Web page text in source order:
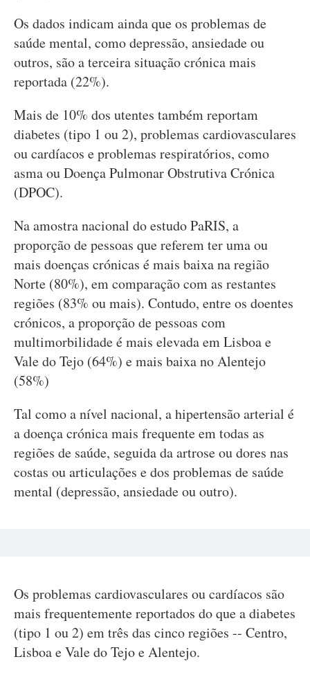
Os dados indicam ainda que os problemas de
saúde mental, como depressão, ansiedade ou
outros, são a terceira situação crónica mais
reportada (22%).
Mais de 10% dos utentes também reportam
diabetes (tipo 1 ou 2), problemas cardiovasculares
ou cardíacos e problemas respiratórios, como
asma ou Doença Pulmonar Obstrutiva Crónica
(DPOC).
Na amostra nacional do estudo PaRIS, a
proporção de pessoas que referem ter uma ou
mais doenças crónicas é mais baixa na região
Norte (80%), em comparação com as restantes
regiões (83% ou mais). Contudo, entre os doentes
crónicos, a proporção de pessoas com
multimorbilidade é mais elevada em Lisboa e
Vale do Tejo (64%) e mais baixa no Alentejo
(58%)
Tal como a nível nacional, a hipertensão arterial é
a doença crónica mais frequente em todas as
regiões de saúde, seguida da artrose ou dores nas
costas ou articulações e dos problemas de saúde
mental (depressão, ansiedade ou outro).
Os problemas cardiovasculares ou cardíacos são
mais frequentemente reportados do que a diabetes
(tipo 1 ou 2) em três das cinco regiões -- Centro,
Lisboa e Vale do Tejo e Alentejo.